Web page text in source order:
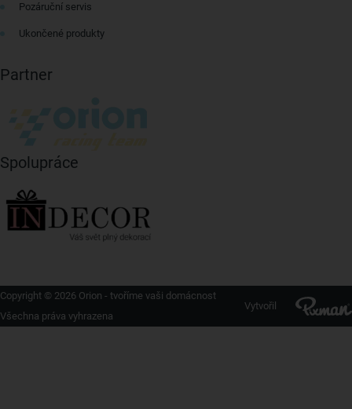
Pozáruční servis
Ukončené produkty
Partner
Spolupráce
Copyright © 2026 Orion - tvoříme vaši domácnost
Všechna práva vyhrazena
Vytvořil